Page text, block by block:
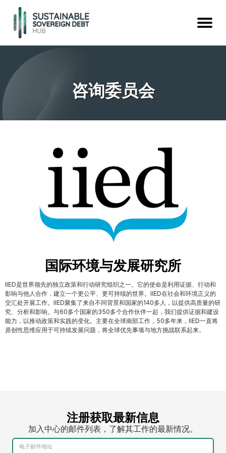
咨询委员会
国际环境与发展研究所
IIED是世界领先的独立政策和行动研究组织之一。它的使命是利用证据、行动和
影响与他人合作，建立一个更公平、更可持续的世界。IIED在社会和环境正义的
交汇处开展工作。IIED聚集了来自不同背景和国家的140多人，以提供高质量的研
究、分析和影响。与60多个国家的350多个合作伙伴一起，我们提供证据和建设
能力，以推动政策和实践的变化。主要在全球南部工作，50多年来，IIED一直将
原创性思维应用于可持续发展问题，将全球优先事项与地方挑战联系起来。
注册获取最新信息
加入中心的邮件列表，了解其工作的最新情况。